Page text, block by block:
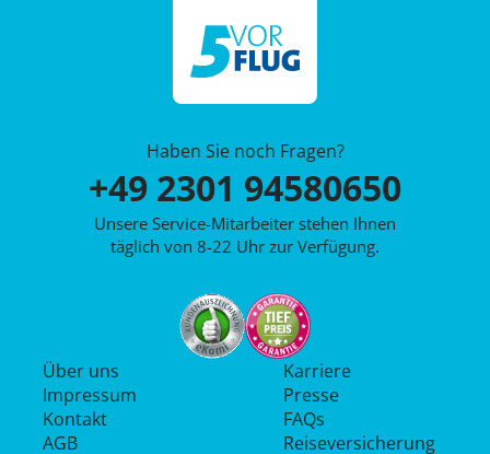
Haben Sie noch Fragen?
+49 2301 94580650
Unsere Service-Mitarbeiter stehen Ihnen
täglich von 8-22 Uhr zur Verfügung.
Über uns
Impressum
Kontakt
AGB
Karriere
Presse
FAQs
Reiseversicherung